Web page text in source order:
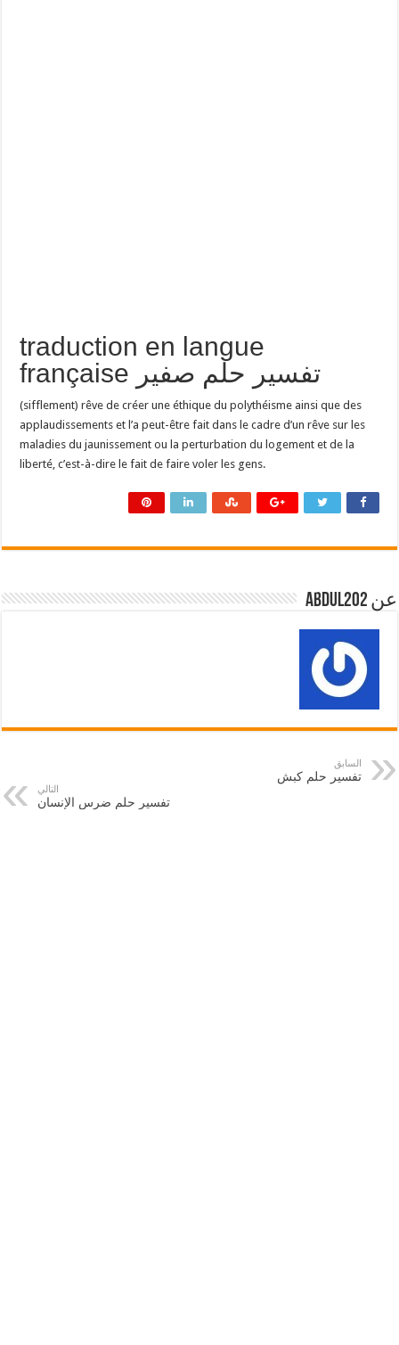
traduction en langue
française تفسير حلم صفير
(sifflement) rêve de créer une éthique du polythéisme ainsi que des
applaudissements et l’a peut-être fait dans le cadre d’un rêve sur les
maladies du jaunissement ou la perturbation du logement et de la
liberté, c’est-à-dire le fait de faire voler les gens.
عن abdul202
السابق
تفسير حلم كبش
التالي
تفسير حلم ضرس الإنسان